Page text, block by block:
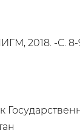
2018. -С. 8-